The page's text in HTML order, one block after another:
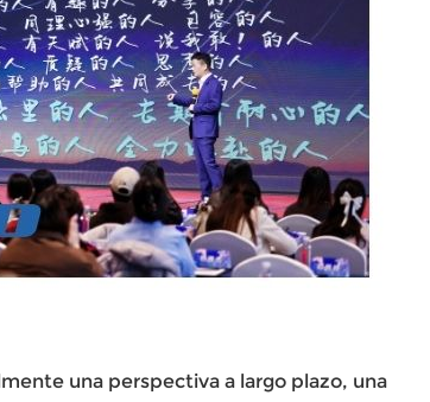
una perspectiva a largo plazo, una